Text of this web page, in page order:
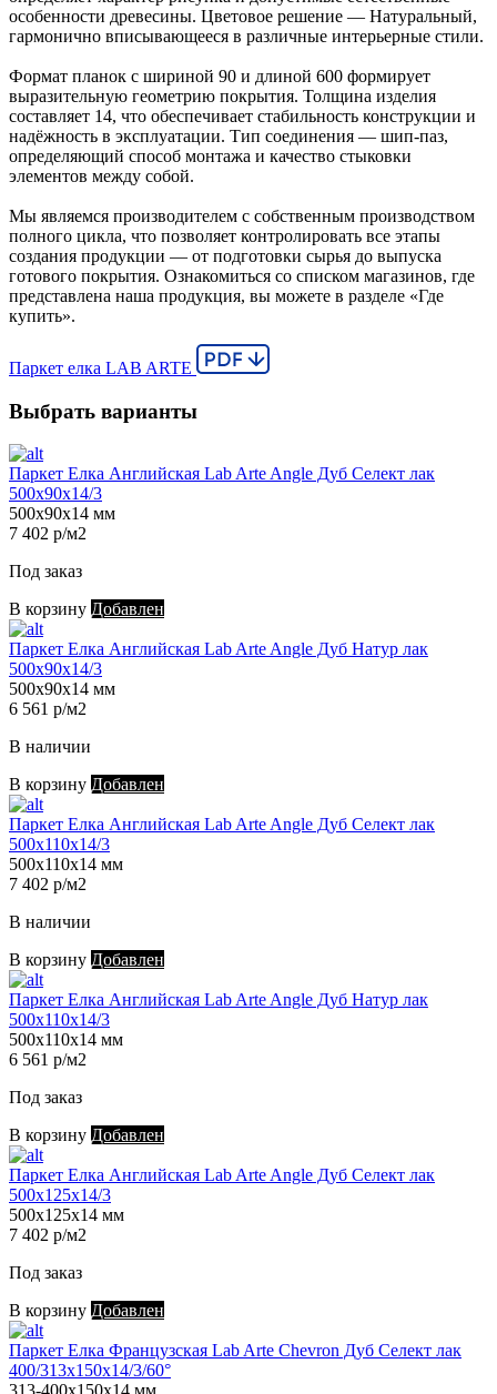
особенности древесины. Цветовое решение — Натуральный,
гармонично вписывающееся в различные интерьерные стили.
Формат планок с шириной 90 и длиной 600 формирует
выразительную геометрию покрытия. Толщина изделия
составляет 14, что обеспечивает стабильность конструкции и
надёжность в эксплуатации. Тип соединения — шип-паз,
определяющий способ монтажа и качество стыковки
элементов между собой.
Мы являемся производителем с собственным производством
полного цикла, что позволяет контролировать все этапы
создания продукции — от подготовки сырья до выпуска
готового покрытия. Ознакомиться со списком магазинов, где
представлена наша продукция, вы можете в разделе «Где
купить».
Паркет елка LAB ARTE
Выбрать варианты
Паркет Елка Английская Lab Arte Angle Дуб Селект лак
500х90х14/3
500х90х14 мм
7 402 р/м2
Под заказ
В корзину Добавлен
Паркет Елка Английская Lab Arte Angle Дуб Натур лак
500х90х14/3
500х90х14 мм
6 561 р/м2
В наличии
В корзину Добавлен
Паркет Елка Английская Lab Arte Angle Дуб Селект лак
500х110х14/3
500х110х14 мм
7 402 р/м2
В наличии
В корзину Добавлен
Паркет Елка Английская Lab Arte Angle Дуб Натур лак
500х110х14/3
500х110х14 мм
6 561 р/м2
Под заказ
В корзину Добавлен
Паркет Елка Английская Lab Arte Angle Дуб Селект лак
500х125х14/3
500х125х14 мм
7 402 р/м2
Под заказ
В корзину Добавлен
Паркет Елка Французская Lab Arte Chevron Дуб Селект лак
400/313х150х14/3/60°